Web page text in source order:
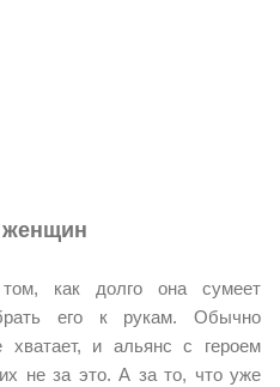
женщин
как долго она сумеет
его к рукам. Обычно
хватает, и альянс с героем
не за это. А за то, что уже